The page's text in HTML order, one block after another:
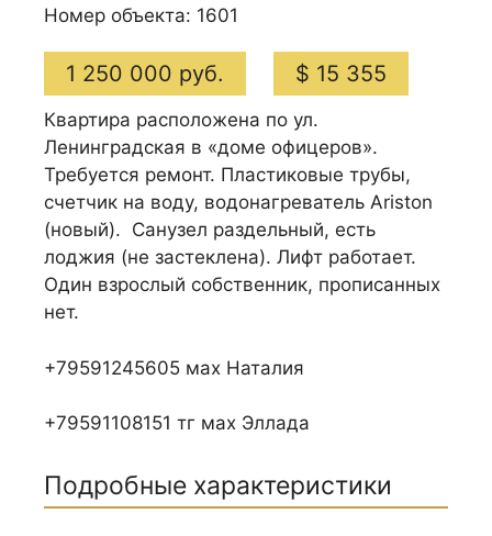
Номер объекта: 1601
1 250 000 руб. $ 15 355
Квартира расположена по ул.
Ленинградская в «доме офицеров».
Требуется ремонт. Пластиковые трубы,
счетчик на воду, водонагреватель Ariston
(новый). Санузел раздельный, есть
лоджия (не застеклена). Лифт работает.
Один взрослый собственник, прописанных
нет.
+79591245605 мах Наталия
+79591108151 тг мах Эллада
Подробные характеристики